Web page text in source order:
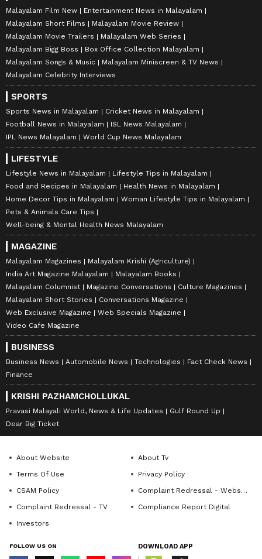
Malayalam Film New
Entertainment News in Malayalam
Malayalam Short Films
Malayalam Movie Review
Malayalam Movie Trailers
Malayalam Web Series
Malayalam Bigg Boss
Box Office Collection Malayalam
Malayalam Songs & Music
Malayalam Miniscreen & TV News
Malayalam Celebrity Interviews
SPORTS
Sports News in Malayalam
Cricket News in Malayalam
Football News in Malayalam
ISL News Malayalam
IPL News Malayalam
World Cup News Malayalam
LIFESTYLE
Lifestyle News in Malayalam
Lifestyle Tips in Malayalam
Food and Recipes in Malayalam
Health News in Malayalam
Home Decor Tips in Malayalam
Woman Lifestyle Tips in Malayalam
Pets & Animals Care Tips
Well-being & Mental Health News Malayalam
MAGAZINE
Malayalam Magazines
Malayalam Krishi (Agriculture)
India Art Magazine Malayalam
Malayalam Books
Malayalam Columnist
Magazine Conversations
Culture Magazines
Malayalam Short Stories
Conversations Magazine
Web Exclusive Magazine
Web Specials Magazine
Video Cafe Magazine
BUSINESS
Business News Automobile News Technologies
Fact Check News
Finance
KRISHI PAZHAMCHOLLUKAL
Pravasi Malayali World, News & Life Updates
Gulf Round Up
Dear Big Ticket
About Website
About Tv
Terms Of Use
Privacy Policy
CSAM Policy
Complaint Redressal - Website
Complaint Redressal - TV
Compliance Report Digital
Investors
FOLLOW US ON DOWNLOAD APP